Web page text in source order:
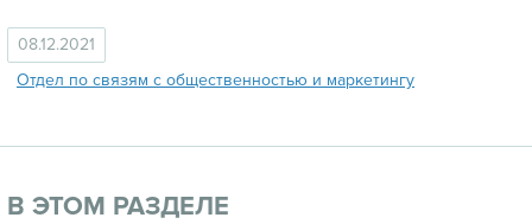
08.12.2021
Отдел по связям с общественностью и маркетингу
В ЭТОМ РАЗДЕЛЕ